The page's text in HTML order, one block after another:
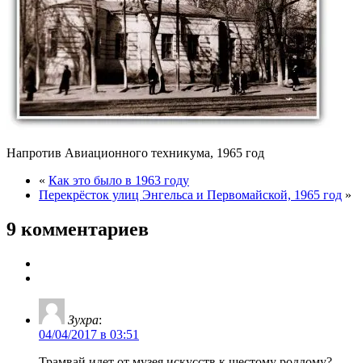
Напротив Авиационного техникума, 1965 год
« Как это было в 1963 году
Перекрёсток улиц Энгельса и Первомайской, 1965 год »
9 комментариев
Зухра:
04/04/2017 в 03:51